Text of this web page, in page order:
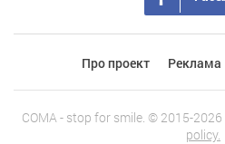
Про проект Реклама
COMA - stop for smile. © 2015-2026
policy.